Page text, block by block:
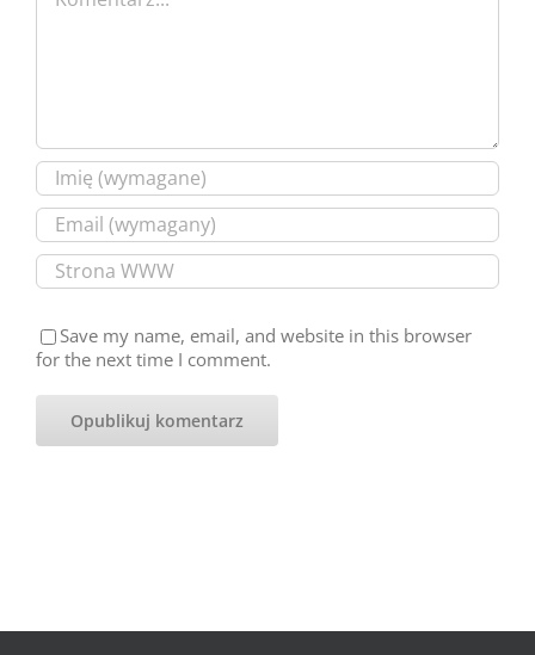
Save my name, email, and website in this browser
for the next time I comment.